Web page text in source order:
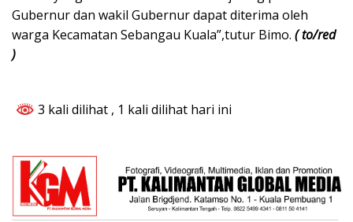
Gubernur dan wakil Gubernur dapat diterima oleh
warga Kecamatan Sebangau Kuala”,tutur Bimo. ( to/red
)
3 kali dilihat , 1 kali dilihat hari ini